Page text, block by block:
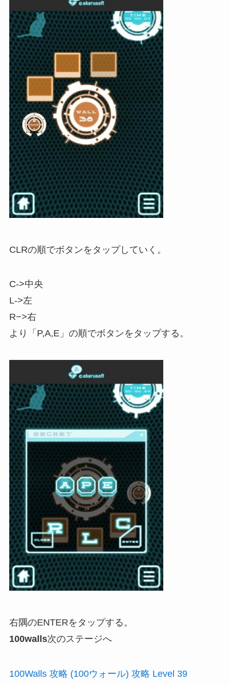
CLRの順でボタンをタップしていく。
C->中央
L->左
R−>右
より「P,A,E」の順でボタンをタップする。
右隅のENTERをタップする。
100walls次のステージへ
100Walls 攻略 (100ウォール) 攻略 Level 39